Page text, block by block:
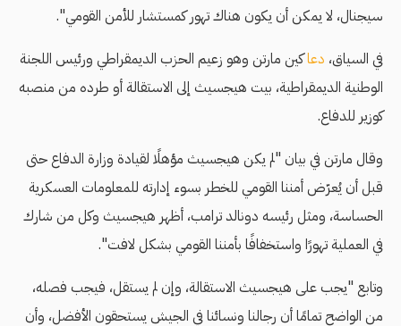
سيجنال، لا يمكن أن يكون هناك تهور كمستشار للأمن القومي".
في السياق، دعاكين مارتن وهو زعيم الحزب الديمقراطي ورئيس اللجنة
الوطنية الديمقراطية، بيت هيجسيث إلى الاستقالة أو طرده من منصبه
كوزير للدفاع.
وقال مارتن في بيان "لم يكن هيجسيث مؤهلًا لقيادة وزارة الدفاع حتى
قبل أن يُعرّض أمننا القومي للخطر بسوء إدارته للمعلومات العسكرية
الحساسة، ومثل رئيسه دونالد ترامب، أظهر هيجسيث وكل من شارك
في العملية تهورًا واستخفافًا بأمننا القومي بشكل لافت".
وتابع "يجب على هيجسيث الاستقالة، وإن لم يستقل، فيجب فصله،
من الواضح تمامًا أن رجالنا ونسائنا في الجيش يستحقون الأفضل، وأن